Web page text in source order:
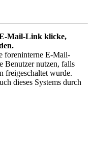
Mail-Link klicke,
foreninterne E-Mail-
Benutzer nutzen, falls
freigeschaltet wurde.
dieses Systems durch